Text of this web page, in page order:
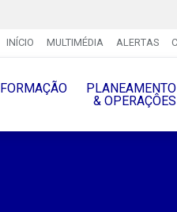
INÍCIO MULTIMÉDIA ALERTAS
FORMAÇÃO
PLANEAMENTO
& OPERAÇÔES